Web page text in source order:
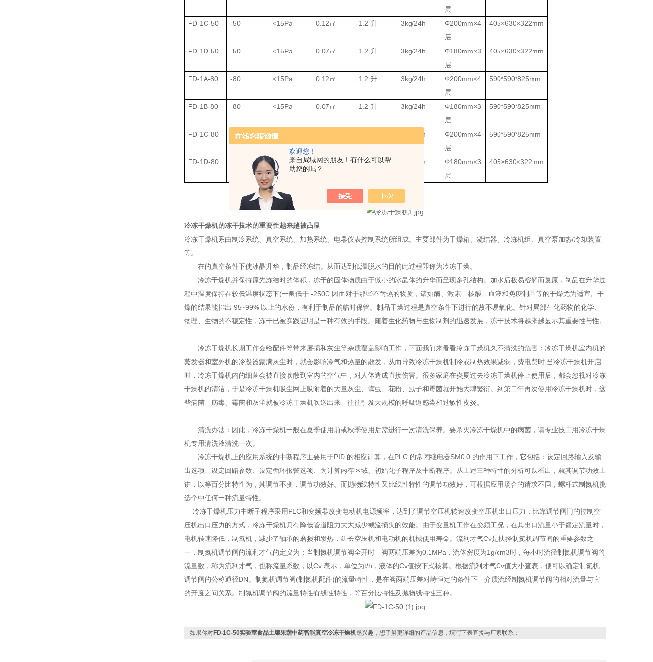
欢迎您！
来自局域网的朋友！有什么可以帮
助您的吗？
层
FD-1C-50 -50 <15Pa 0.12㎡ 1.2 升 3kg/24h
Φ200mm×4
层
405×630×322mm
FD-1D-50 -50 <15Pa 0.07㎡ 1.2 升 3kg/24h
Φ180mm×3
层
405×630×322mm
FD-1A-80 -80 <15Pa 0.12㎡ 1.2 升 3kg/24h
Φ200mm×4
层
590*590*825mm
FD-1B-80 -80 <15Pa 0.07㎡ 1.2 升 3kg/24h
Φ180mm×3
层
590*590*825mm
FD-1C-80 -80 <15Pa 3kg/24h
Φ200mm×4
层
590*590*825mm
FD-1D-80 <15Pa 0.07㎡ 1.2 升 3kg/24h
Φ180mm×3
层
405×630×322mm
冷冻干燥机的冻干技术的重要性越来越被凸显
冷冻干燥机系由制冷系统、真空系统、加热系统、电器仪表控制系统所组成。主要部件为干燥箱、凝结器、冷冻机组、真空泵加热/冷却装置
等。
在的真空条件下使冰晶升华，制品经冻结。从而达到低温脱水的目的此过程即称为冷冻干燥。
冷冻干燥机并保持原先冻结时的体积，冻干的固体物质由于微小的冰晶体的升华而呈现多孔结构。加水后极易溶解而复原，制品在升华过
程中温度保持在较低温度状态下(一般低于 -250C 因而对于那些不耐热的物质，诸如酶、激素、核酸、血液和免疫制品等的干燥尤为适宜。干
燥的结果能排出 95~99% 以上的水份，有利于制品的临时保管。制品干燥过程是真空条件下进行的故不易氧化。针对局部生化药物的化学、
物理、生物的不稳定性，冻干已被实践证明是一种有效的手段。随着生化药物与生物制剂的迅速发展，冻干技术将越来越显示其重要性与性。
冷冻干燥机长期工作会给配件等带来磨损和灰尘等杂质覆盖影响工作，下面我们来看看冷冻干燥机久不清洗的危害：冷冻干燥机室内机的
蒸发器和室外机的冷凝器蒙满灰尘时，就会影响冷气和热量的散发，从而导致冷冻干燥机制冷或制热效果减弱，费电费时;当冷冻干燥机开启
时，冷冻干燥机内的细菌会被直接吹散到室内的空气中，对人体造成直接伤害。很多家庭在炎夏过去冷冻干燥机停止使用后，都会忽视对冷冻
干燥机的清洁，于是冷冻干燥机吸尘网上吸附着的大量灰尘、螨虫、花粉、虱子和霉菌就开始大肆繁衍。到第二年再次使用冷冻干燥机时，这
些病菌、病毒、霉菌和灰尘就被冷冻干燥机吹送出来，往往引发大规模的呼吸道感染和过敏性皮炎。
清洗办法：因此，冷冻干燥机一般在夏季使用前或秋季使用后需进行一次清洗保养。要杀灭冷冻干燥机中的病菌，请专业技工用冷冻干燥
机专用清洗液清洗一次。
冷冻干燥机上的应用系统的中断程序主要用于PID 的相应计算，在PLC 的常闭继电器SM0.0 的作用下工作，它包括：设定回路输入及输
出选项、设定回路参数、设定循环报警选项、为计算内存区域、初始化子程序及中断程序。从上述三种特性的分析可以看出，就其调节功效上
讲，以等百分比特性为，其调节不变，调节功效好。而抛物线特性又比线性特性的调节功效好，可根据应用场合的请求不同，螺杆式制氮机挑
选个中任何一种流量特性。
冷冻干燥机压力中断子程序采用PLC和变频器改变电动机电源频率，达到了调节空压机转速改变空压机出口压力，比靠调节阀门的控制空
压机出口压力的方式，冷冻干燥机具有降低管道阻力大大减少截流损失的效能。由于变量机工作在变频工况，在其出口流量小于额定流量时，
电机转速降低，制氧机，减少了轴承的磨损和发热，延长空压机和电动机的机械使用寿命。流利才气Cv是抉择制氮机调节阀的重要参数之
一，制氮机调节阀的流利才气的定义为：当制氮机调节阀全开时，阀两端压差为0.1MPa，流体密度为1g/cm3时，每小时流径制氮机调节阀的
流量数，称为流利才气，也称流量系数，以Cv 表示，单位为t/h，液体的Cv值按下式核算。根据流利才气Cv值大小查表，便可以确定制氮机
调节阀的公称通径DN。制氮机调节阀(制氮机配件)的流量特性，是在阀两端压差对峙恒定的条件下，介质流经制氮机调节阀的相对流量与它
的开度之间关系。制氮机调节阀的流量特性有线性特性，等百分比特性及抛物线特性三种。
如果你对FD-1C-50实验室食品土壤果蔬中药智能真空冷冻干燥机感兴趣，想了解更详细的产品信息，填写下表直接与厂家联系：